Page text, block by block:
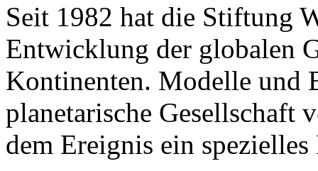
Seit 1982 hat die Stiftung
Entwicklung der globalen
Kontinenten. Modelle und
planetarische Gesellschaft
dem Ereignis ein